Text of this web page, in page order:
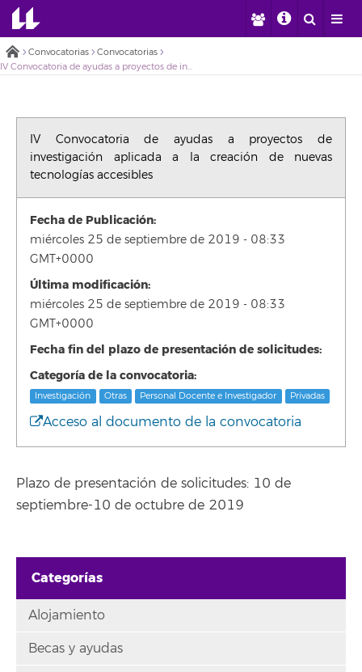
Convocatorias
Convocatorias
IV Convocatoria de ayudas a proyectos de investigación aplicada a la creación de nuevas tecnologías accesibles
IV Convocatoria de ayudas a proyectos de
investigación aplicada a la creación de nuevas
tecnologías accesibles
Fecha de Publicación:
miércoles 25 de septiembre de 2019 - 08:33
GMT+0000
Última modificación:
miércoles 25 de septiembre de 2019 - 08:33
GMT+0000
Fecha fin del plazo de presentación de solicitudes:
Categoría de la convocatoria:
Investigación Otras Personal Docente e Investigador Privadas
Acceso al documento de la convocatoria
Plazo de presentación de solicitudes: 10 de
septiembre-10 de octubre de 2019
Categorías
Alojamiento
Becas y ayudas